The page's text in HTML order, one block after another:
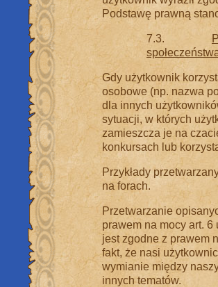
Podstawę prawną
7.3.
Gdy użytkownik
osobowe (np. nazwa
dla innych
sytuacji, w których
zamieszcza je na
konkursach lub
Przykłady
na forach.
Przetwarzanie
prawem na mocy art.
jest zgodne z prawem
fakt, że nasi
wymianie między
innych tematów.